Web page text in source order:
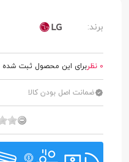
برند:
0 نظر برای این محصول ثبت شده
ضمانت اصل بودن کالا